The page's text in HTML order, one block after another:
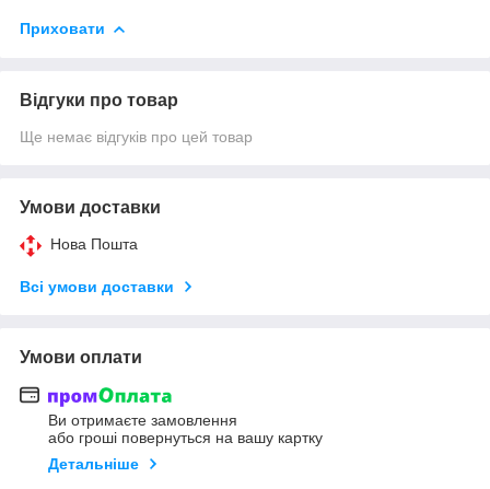
Приховати
Відгуки про товар
Ще немає відгуків про цей товар
Умови доставки
Нова Пошта
Всі умови доставки
Умови оплати
Ви отримаєте замовлення
або гроші повернуться на вашу картку
Детальніше